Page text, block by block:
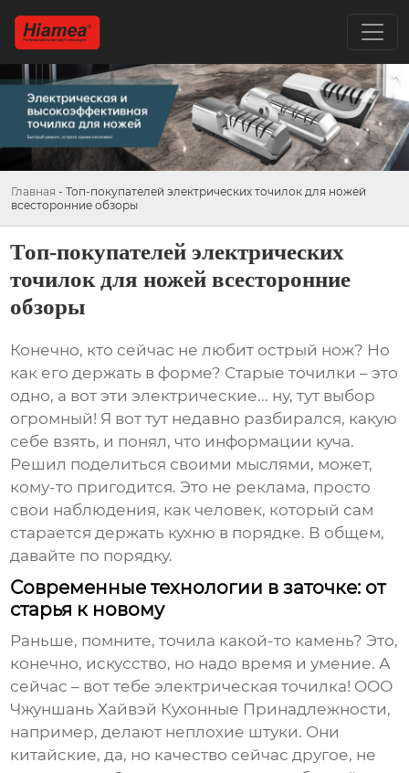
Главная - Топ-покупателей электрических точилок для ножей
всесторонние обзоры
Топ-покупателей электрических
точилок для ножей всесторонние
обзоры
Конечно, кто сейчас не любит острый нож? Но
как его держать в форме? Старые точилки – это
одно, а вот эти электрические... ну, тут выбор
огромный! Я вот тут недавно разбирался, какую
себе взять, и понял, что информации куча.
Решил поделиться своими мыслями, может,
кому-то пригодится. Это не реклама, просто
свои наблюдения, как человек, который сам
старается держать кухню в порядке. В общем,
давайте по порядку.
Современные технологии в заточке: от
старья к новому
Раньше, помните, точила какой-то камень? Это,
конечно, искусство, но надо время и умение. А
сейчас – вот тебе электрическая точилка! ООО
Чжуншань Хайвэй Кухонные Принадлежности,
например, делают неплохие штуки. Они
китайские, да, но качество сейчас другое, не